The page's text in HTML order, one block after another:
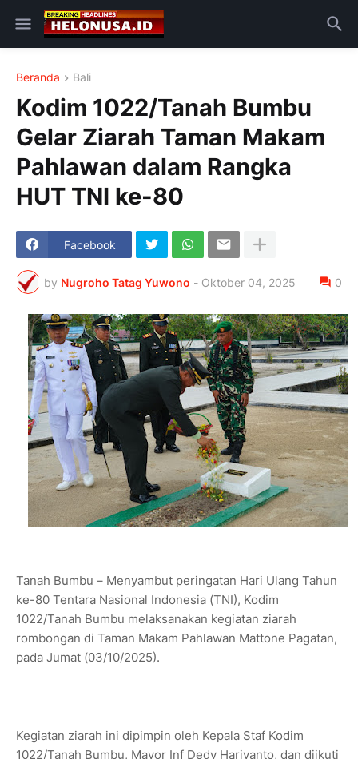
Beranda Bali
Kodim 1022/Tanah Bumbu
Gelar Ziarah Taman Makam
Pahlawan dalam Rangka
HUT TNI ke-80
Facebook
by Nugroho Tatag Yuwono - Oktober 04, 2025 0
Tanah Bumbu – Menyambut peringatan Hari Ulang Tahun
ke-80 Tentara Nasional Indonesia (TNI), Kodim
1022/Tanah Bumbu melaksanakan kegiatan ziarah
rombongan di Taman Makam Pahlawan Mattone Pagatan,
pada Jumat (03/10/2025).
Kegiatan ziarah ini dipimpin oleh Kepala Staf Kodim
1022/Tanah Bumbu, Mayor Inf Dedy Hariyanto, dan diikuti